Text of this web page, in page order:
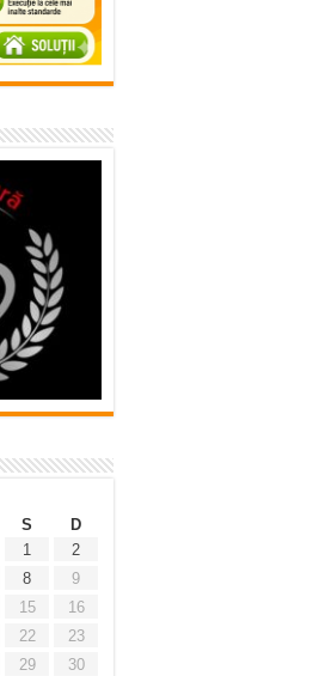
S
D
1
2
8
9
15
16
22
23
29
30